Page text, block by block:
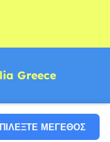
ΜΈΓΕΘΟΣ
Greece